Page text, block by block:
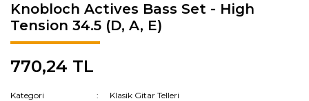
Knobloch Actives Bass Set - High
Tension 34.5 (D, A, E)
770,24 TL
Kategori
Klasik Gitar Telleri